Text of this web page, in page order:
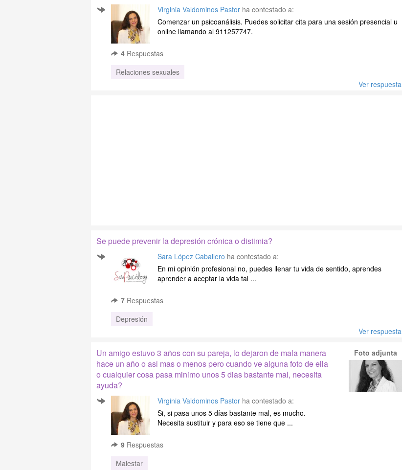
Virginia Valdominos Pastor ha contestado a:
Comenzar un psicoanálisis. Puedes solicitar cita para una sesión presencial u
online llamando al 911257747.
4 Respuestas
Relaciones sexuales
Ver respuesta
Se puede prevenir la depresión crónica o distimia?
Sara López Caballero ha contestado a:
En mi opinión profesional no, puedes llenar tu vida de sentido, aprendes
aprender a aceptar la vida tal ...
7 Respuestas
Depresión
Ver respuesta
Foto adjunta
Un amigo estuvo 3 años con su pareja, lo dejaron de mala manera
hace un año o asi mas o menos pero cuando ve alguna foto de ella
o cualquier cosa pasa minimo unos 5 dias bastante mal, necesita
ayuda?
Virginia Valdominos Pastor ha contestado a:
Si, si pasa unos 5 días bastante mal, es mucho.
Necesita sustituir y para eso se tiene que ...
9 Respuestas
Malestar